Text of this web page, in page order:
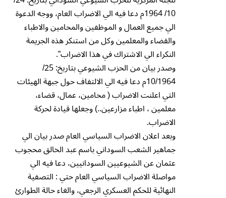
10/ 1964م دعا فيه الي الاضراب العام، ووجه الدعوة
الي جميع العمال و الموظفين والمحامين والاطباء
والقضاء والمعلمين وكل من استنكر هذه الجريمة
النكراء الي الاشتراك في هذا الاضراب”.
وصدر بيان من الحزب الشيوعي بتاريخ: 25/
10/1964م دعا فيه الي الالتفاف حول جبهة الهيئات
التي اعلنت الاضراب ( محامين، عمال، قضاء،
معلمين ، اطباء مزارعين..) وجعلها قيادة لحركة
الاضراب.
وبعد اعلان الاضراب السياسي العام صدر بيان الي
جماهير الشعب السوداني باسم عبد الخالق محجوب
عثمان عن الشيوعيين السودانيين، دعا فيه الي
مواصلة الاضراب السياسي العام حتي : التصفية
النهائية للحكم العسكري الرجعي، والغاء حالة الطوارئ